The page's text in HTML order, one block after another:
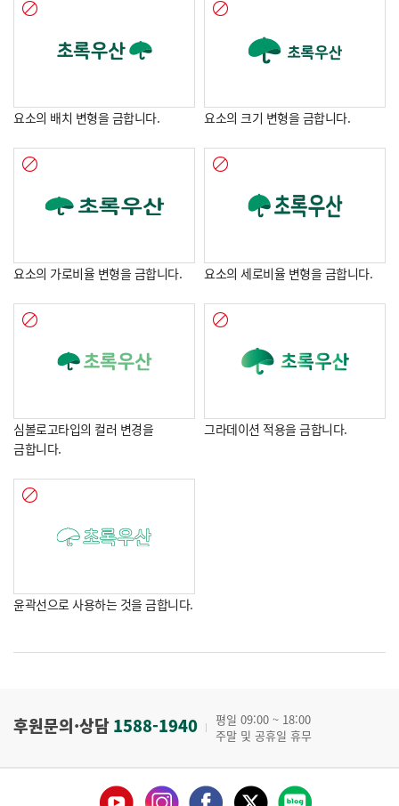
요소의 배치 변형을 금합니다. 요소의 크기 변형을 금합니다.
요소의 가로비율 변형을 금합니다. 요소의 세로비율 변형을 금합니다.
심볼로고타입의 컬러 변경을
금합니다.
그라데이션 적용을 금합니다.
윤곽선으로 사용하는 것을 금합니다.
후원문의·상담1588-1940
평일 09:00 ~ 18:00
주말 및 공휴일 휴무